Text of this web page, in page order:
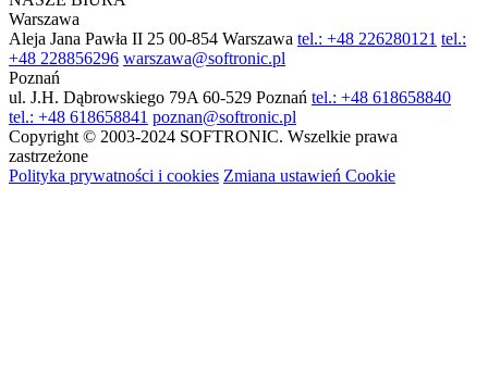
Warszawa
Aleja Jana Pawła II 25 00-854 Warszawa tel.: +48 226280121 tel.:
+48 228856296 warszawa@softronic.pl
Poznań
ul. J.H. Dąbrowskiego 79A 60-529 Poznań tel.: +48 618658840
tel.: +48 618658841 poznan@softronic.pl
Copyright © 2003-2024 SOFTRONIC. Wszelkie prawa
zastrzeżone
Polityka prywatności i cookies Zmiana ustawień Cookie